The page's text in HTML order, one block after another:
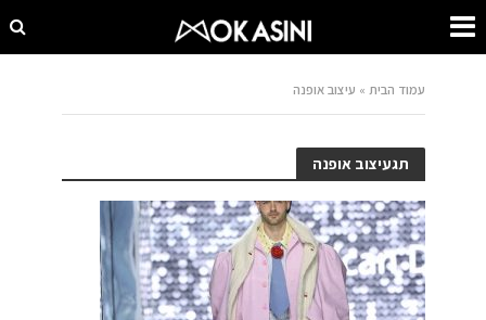
עמוד הבית » עיצוב אופנה
תגעיצוב אופנה